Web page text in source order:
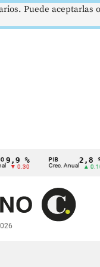
PIB
Crec. Anual
2,8 %
▲ 0.10
Puede aceptarlas